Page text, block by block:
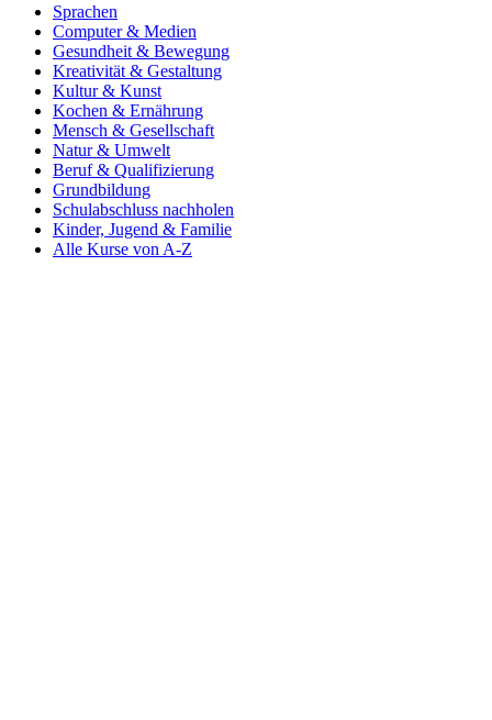
Sprachen
Computer & Medien
Gesundheit & Bewegung
Kreativität & Gestaltung
Kultur & Kunst
Kochen & Ernährung
Mensch & Gesellschaft
Natur & Umwelt
Beruf & Qualifizierung
Grundbildung
Schulabschluss nachholen
Kinder, Jugend & Familie
Alle Kurse von A-Z